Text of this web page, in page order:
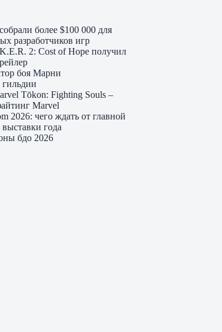
более $100 000 для
разработчиков игр
2: Cost of Hope получил
боя Марни
Tōkon: Fighting Souls –
Marvel
2026: чего ждать от главной
года
бдо 2026